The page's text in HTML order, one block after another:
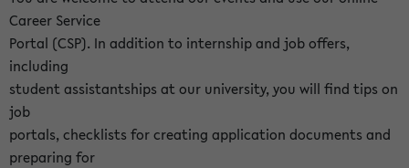
Career Service
Portal (CSP). In addition to internship and job offers,
including
student assistantships at our university, you will find tips on
job
portals, checklists for creating application documents and
preparing for